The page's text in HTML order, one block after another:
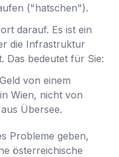
("hatschen").
darauf. Es ist ein
die Infrastruktur
Das bedeutet für Sie:
von einem
Wien, nicht von
Übersee.
Probleme geben,
österreichische